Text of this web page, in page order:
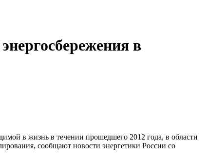
в
в жизнь в течении прошедшего 2012 года, в области
сообщают новости энергетики России со